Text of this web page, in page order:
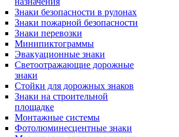
Знаки безопасности в рулонах
Знаки пожарной безопасности
Знаки перевозки
Минипиктограммы
Эвакуационные знаки
Светоотражающие дорожные
знаки
Стойки для дорожных знаков
Знаки на строительной
площадке
Монтажные системы
Фотолюминесцентные знаки